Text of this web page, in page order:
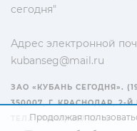
сегодня"
Адрес электронной
kubanseg@mail.ru
ЗАО «КУБАНЬ СЕГОДНЯ».
350007, Г. КРАСНОДАР, 2-
ТЕЛ.: +7(861) 267-15-15
Продолжая